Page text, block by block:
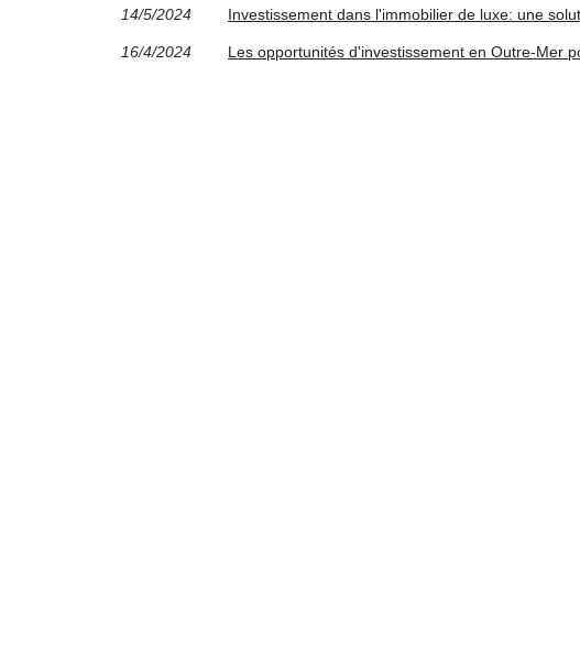
14/5/2024 Investissement dans l'immobilier de luxe: une
16/4/2024 Les opportunités d'investissement en Outre-Mer